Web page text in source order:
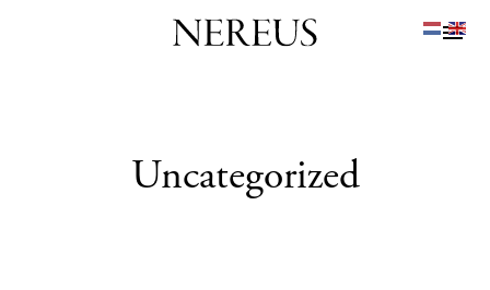
Uncategorized